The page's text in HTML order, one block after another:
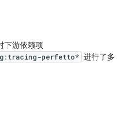
下游依赖项
perfetto* 进行了多